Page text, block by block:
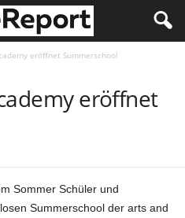
eröffnet Summerschool
eröffnet
Sommer Schüler und
Summerschool der arts and